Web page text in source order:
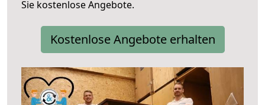
Sie kostenlose Angebote.
Kostenlose Angebote erhalten